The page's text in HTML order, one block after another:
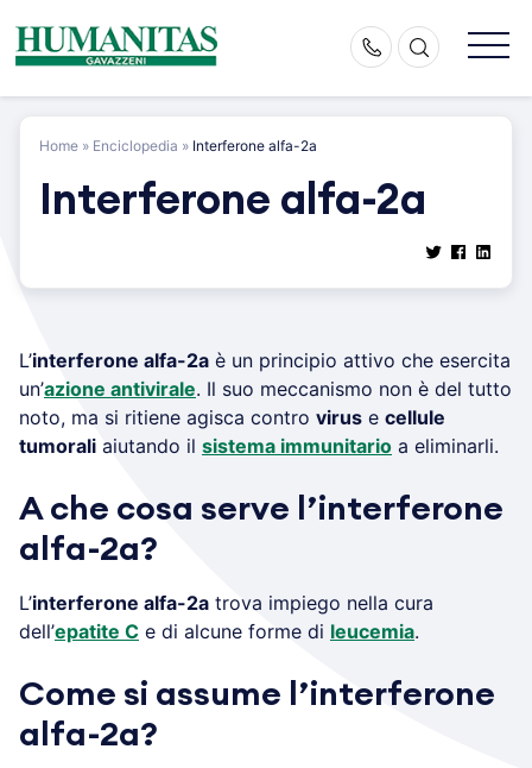
content
Home » Enciclopedia » Interferone alfa-2a
Interferone alfa-2a
L’interferone alfa-2a è un principio attivo che esercita
un’azione antivirale. Il suo meccanismo non è del tutto
noto, ma si ritiene agisca contro virus e cellule
tumorali aiutando il sistema immunitario a eliminarli.
A che cosa serve l’interferone
alfa-2a?
L’interferone alfa-2a trova impiego nella cura
dell’epatite C e di alcune forme di leucemia.
Come si assume l’interferone
alfa-2a?